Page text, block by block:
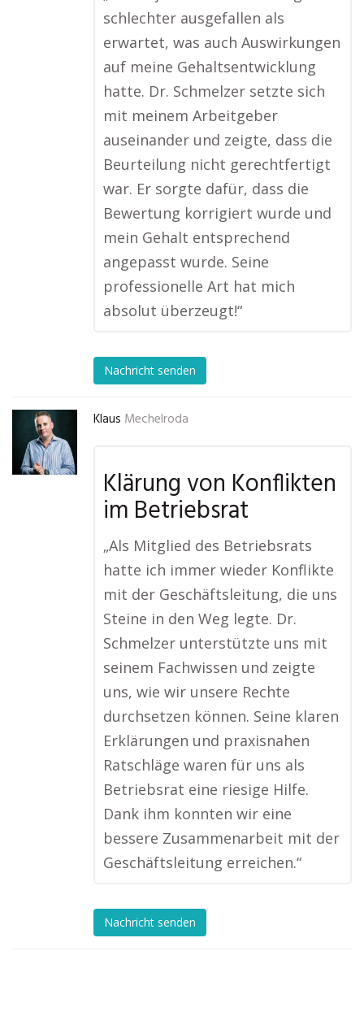
schlechter ausgefallen als
erwartet, was auch Auswirkungen
auf meine Gehaltsentwicklung
hatte. Dr. Schmelzer setzte sich
mit meinem Arbeitgeber
auseinander und zeigte, dass die
Beurteilung nicht gerechtfertigt
war. Er sorgte dafür, dass die
Bewertung korrigiert wurde und
mein Gehalt entsprechend
angepasst wurde. Seine
professionelle Art hat mich
absolut überzeugt!“
Nachricht senden
Klaus Mechelroda
Klärung von Konflikten
im Betriebsrat
„Als Mitglied des Betriebsrats
hatte ich immer wieder Konflikte
mit der Geschäftsleitung, die uns
Steine in den Weg legte. Dr.
Schmelzer unterstützte uns mit
seinem Fachwissen und zeigte
uns, wie wir unsere Rechte
durchsetzen können. Seine klaren
Erklärungen und praxisnahen
Ratschläge waren für uns als
Betriebsrat eine riesige Hilfe.
Dank ihm konnten wir eine
bessere Zusammenarbeit mit der
Geschäftsleitung erreichen.“
Nachricht senden